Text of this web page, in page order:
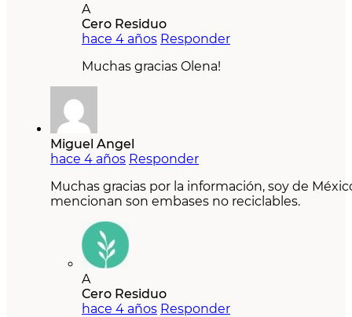
A
Cero Residuo
hace 4 años Responder
Muchas gracias Olena!
Miguel Angel
hace 4 años Responder
Muchas gracias por la información, soy de
mencionan son embases no reciclables.
A
Cero Residuo
hace 4 años Responder